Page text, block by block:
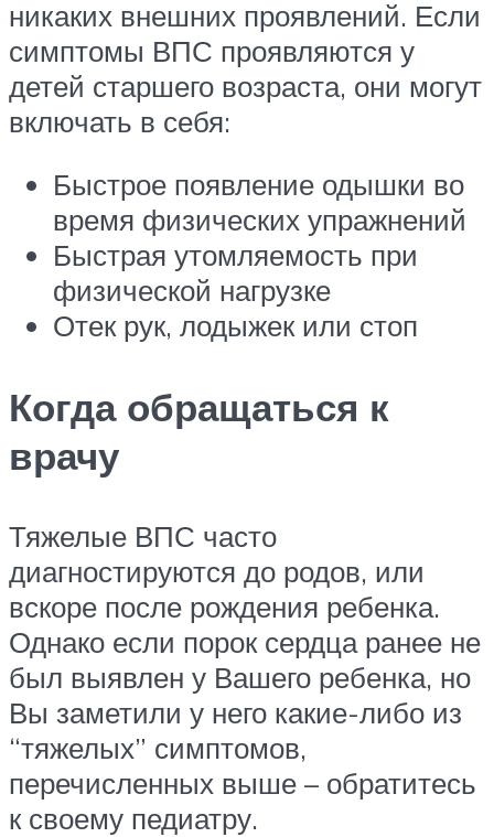
никаких внешних проявлений. Если
симптомы ВПС проявляются у
детей старшего возраста, они могут
включать в себя:
Быстрое появление одышки во
время физических упражнений
Быстрая утомляемость при
физической нагрузке
Отек рук, лодыжек или стоп
Когда обращаться к
врачу
Тяжелые ВПС часто
диагностируются до родов, или
вскоре после рождения ребенка.
Однако если порок сердца ранее не
был выявлен у Вашего ребенка, но
Вы заметили у него какие-либо из
“тяжелых” симптомов,
перечисленных выше – обратитесь
к своему педиатру.